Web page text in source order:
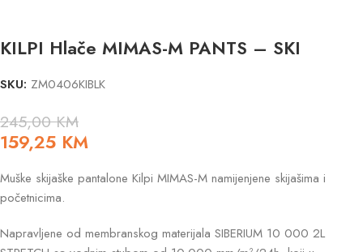
KILPI Hlače MIMAS-M PANTS – SKI
SKU: ZM0406KIBLK
245,00KM
159,25 KM
Muške skijaške pantalone Kilpi MIMAS-M namijenjene skijašima i
početnicima.
Napravljene od membranskog materijala SIBERIUM 10 000 2L